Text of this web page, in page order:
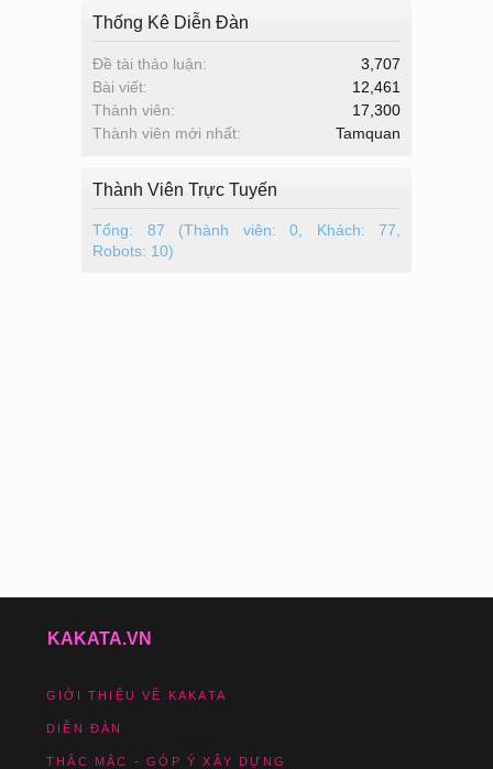
Thống Kê Diễn Đàn
Đề tài thảo luận:
3,707
Bài viết:
12,461
Thành viên:
17,300
Thành viên mới nhất:
Tamquan
Thành Viên Trực Tuyến
Tổng: 87 (Thành viên: 0, Khách: 77,
Robots: 10)
KAKATA.VN
GIỚI THIỆU VỀ KAKATA
DIỄN ĐÀN
THẮC MẮC - GÓP Ý XÂY DỰNG